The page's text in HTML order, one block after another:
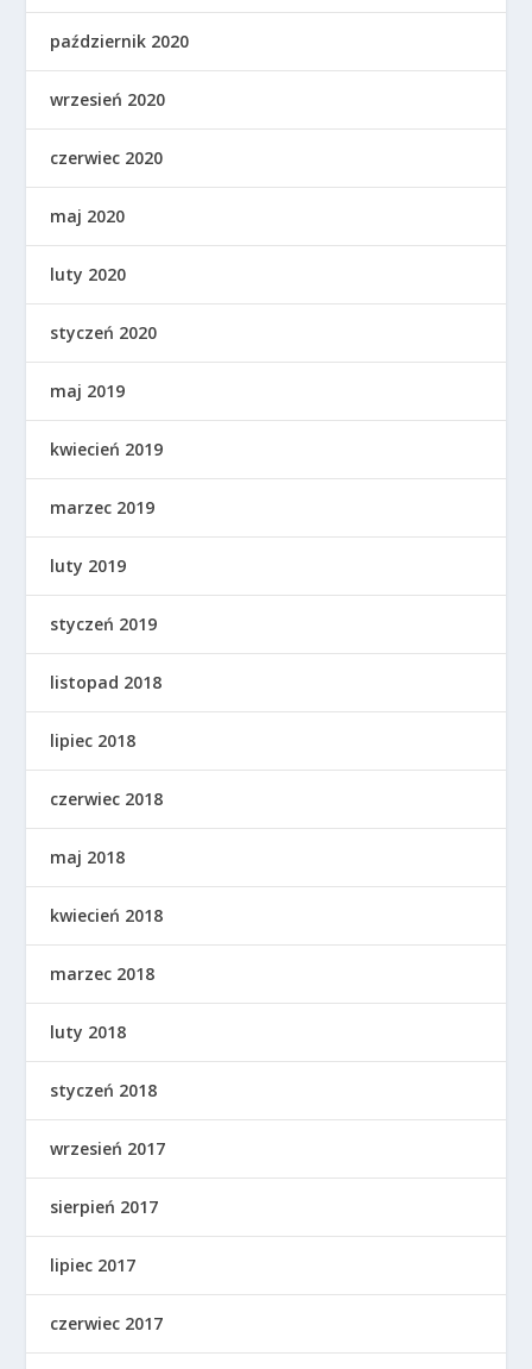
październik 2020
wrzesień 2020
czerwiec 2020
maj 2020
luty 2020
styczeń 2020
maj 2019
kwiecień 2019
marzec 2019
luty 2019
styczeń 2019
listopad 2018
lipiec 2018
czerwiec 2018
maj 2018
kwiecień 2018
marzec 2018
luty 2018
styczeń 2018
wrzesień 2017
sierpień 2017
lipiec 2017
czerwiec 2017